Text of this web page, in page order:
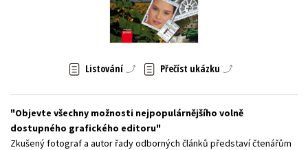
Zahraniční literatura
Listování Přečíst ukázku
Objevte všechny možnosti nejpopulárnějšího volně
dostupného grafického editoru
Zkušený fotograf a autor řady odborných článků představí čtenářům